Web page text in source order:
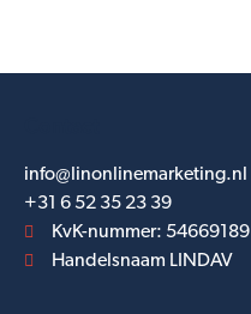
info@linonlinemarketing.nl
+31 6 52 35 23 39
KvK-nummer: 54669189
Handelsnaam LINDAV